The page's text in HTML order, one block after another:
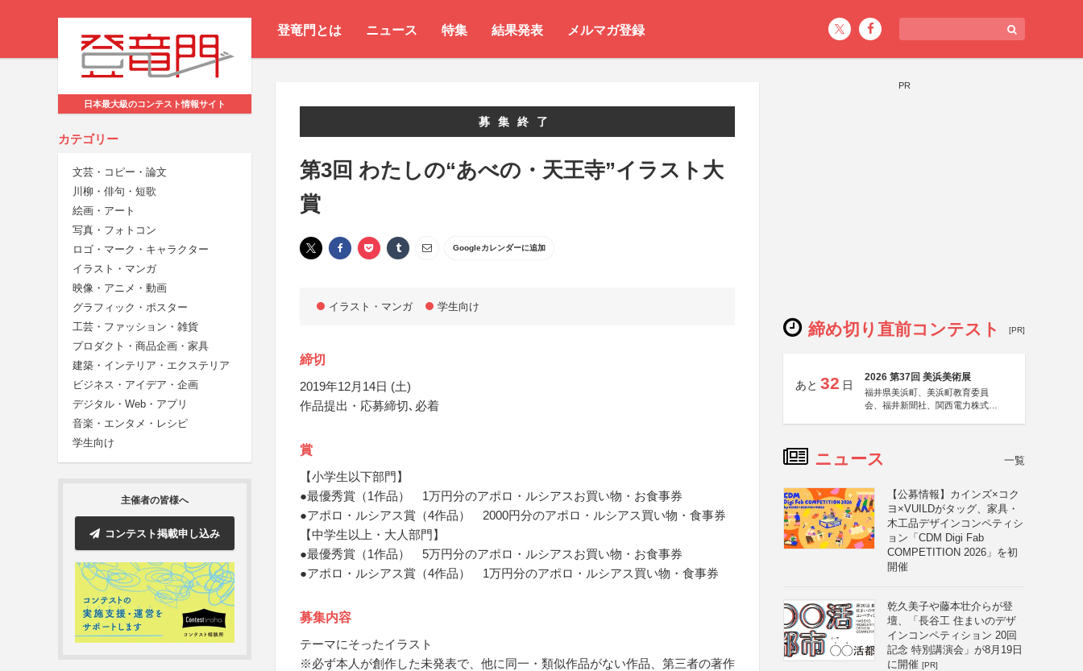
登竜門とは ニュース 特集 結果発表 メルマガ登録
日本最大級のコンテスト情報サイト
カテゴリー
文芸・コピー・論文
川柳・俳句・短歌
絵画・アート
写真・フォトコン
ロゴ・マーク・キャラクター
イラスト・マンガ
映像・アニメ・動画
グラフィック・ポスター
工芸・ファッション・雑貨
プロダクト・商品企画・家具
建築・インテリア・エクステリア
ビジネス・アイデア・企画
デジタル・Web・アプリ
音楽・エンタメ・レシピ
学生向け
主催者の皆様へ
コンテスト掲載申し込み
募集終了
第3回 わたしの“あべの・天王寺”イラスト大
賞
Googleカレンダーに追加
イラスト・マンガ 学生向け
締切
2019年12月14日 (土)
作品提出・応募締切､必着
賞
【小学生以下部門】
●最優秀賞（1作品） 1万円分のアポロ・ルシアスお買い物・お食事券
●アポロ・ルシアス賞（4作品） 2000円分のアポロ・ルシアス買い物・食事券
【中学生以上・大人部門】
●最優秀賞（1作品） 5万円分のアポロ・ルシアスお買い物・お食事券
●アポロ・ルシアス賞（4作品） 1万円分のアポロ・ルシアス買い物・食事券
募集内容
テーマにそったイラスト
※必ず本人が創作した未発表で、他に同一・類似作品がない作品、第三者の著作
PR
締め切り直前コンテスト [PR]
あと 32 日
2026 第37回 美浜美術展
福井県美浜町、美浜町教育委員
会、福井新聞社、関西電力株式会
ニュース 一覧
【公募情報】カインズ×コク
ヨ×VUILDがタッグ、家具・
木工品デザインコンペティシ
ョン「CDM Digi Fab
COMPETITION 2026」を初
開催
乾久美子や藤本壮介らが登
壇、「長谷工 住まいのデザ
インコンペティション 20回
記念 特別講演会」が8月19日
に開催 [PR]